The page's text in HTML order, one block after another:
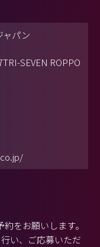
ャパン
SEVEN ROPPO
をお願いします。
い、ご応募いただ